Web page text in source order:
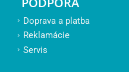
Doprava a platba
Reklamácie
Servis